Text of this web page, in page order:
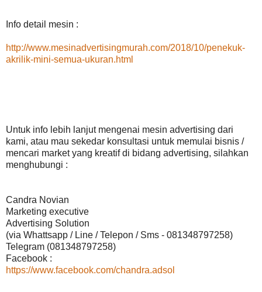
Info detail mesin :
http://www.mesinadvertisingmurah.com/2018/10/penekuk-
akrilik-mini-semua-ukuran.html
Untuk info lebih lanjut mengenai mesin advertising dari
kami, atau mau sekedar konsultasi untuk memulai bisnis /
mencari market yang kreatif di bidang advertising, silahkan
menghubungi :
Candra Novian
Marketing executive
Advertising Solution
(via Whattsapp / Line / Telepon / Sms - 081348797258)
Telegram (081348797258)
Facebook :
https://www.facebook.com/chandra.adsol